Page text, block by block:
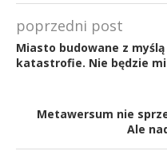
poprzedni post
Miasto budowane z
katastrofie. Nie będzie
Metawersum nie
Ale